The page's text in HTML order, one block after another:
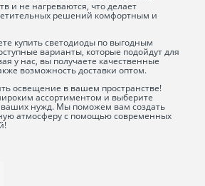
и не нагреваются, что делает
решений комфортным и
купить светодиоды по выгодным
варианты, которые подойдут для
у нас, вы получаете качественные
возможность доставки оптом.
освещение в вашем пространстве!
ассортиментом и выберите
нужд. Мы поможем вам создать
атмосферу с помощью современных